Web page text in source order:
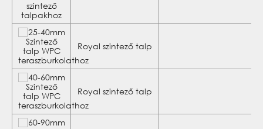
Royal szintező talp
Royal szintező talp